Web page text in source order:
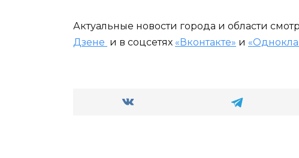
Актуальные новости города и области
Дзене и в соцсетях «Вконтакте» и